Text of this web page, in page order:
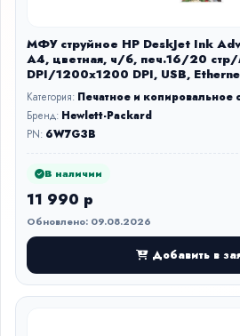
МФУ струйное HP DeskJet Ink
A4, цветная, ч/б, печ.16/20
DPI/1200x1200 DPI, USB,
Категория: Печатное и копировальное
Бренд: Hewlett-Packard
PN: 6W7G3B
В наличии
11 990 р
Обновлено: 09.08.2026
Добавить в